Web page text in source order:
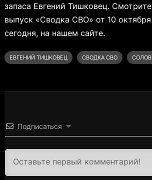
запаса Евгений Тишковец.
выпуск «Сводка СВО» от 10
сегодня, на нашем сайте.
ЕВГЕНИЙ ТИШКОВЕЦ СВОДКА СВО
Подписаться